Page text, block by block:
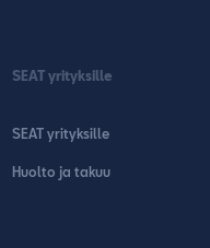
SEAT yrityksille
SEAT yrityksille
Huolto ja takuu